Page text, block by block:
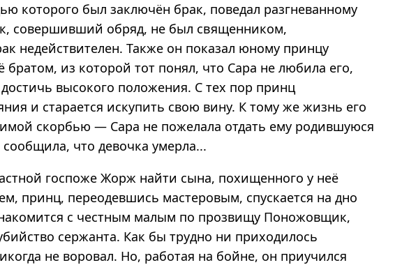
которого был заключён брак, поведал разгневанному
совершивший обряд, не был священником,
недействителен. Также он показал юному принцу
братом, из которой тот понял, что Сара не любила его,
высокого положения. С тех пор принц
и старается искупить свою вину. К тому же жизнь его
скорбью — Сара не пожелала отдать ему родившуюся
что девочка умерла...
госпоже Жорж найти сына, похищенного у неё
принц, переодевшись мастеровым, спускается на дно
с честным малым по прозвищу Поножовщик,
сержанта. Как бы трудно ни приходилось
не воровал. Но, работая на бойне, он приучился